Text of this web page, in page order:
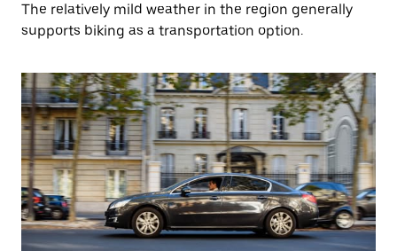
The relatively mild weather in the region generally
supports biking as a transportation option.